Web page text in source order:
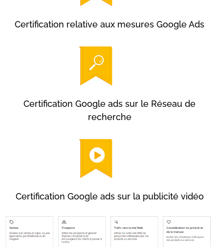
Certification relative aux mesures Google Ads
Certification Google ads sur le Réseau de
recherche
Certification Google ads sur la publicité vidéo